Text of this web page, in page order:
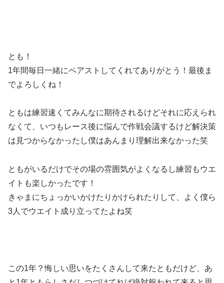
とも！
1年間毎日一緒にペアストしてくれてありがとう！最後ま
でよろしくね！
ともは練習速くてみんなに期待されるけどそれに応えられ
なくて、いつもレース後に悩んで作戦会議するけど解決策
は見つからなかったし僕はあんまり理解出来なかった笑
ともがいるだけでその場の雰囲気がよくなるし練習もウエ
イトも楽しかったです！
きゃまにちょっかいかけたりかけられたりして、よく僕ら
3人でウエイト成り立ってたよね笑
この1年？悔しい思いをたくさんして来たともだけど、あ